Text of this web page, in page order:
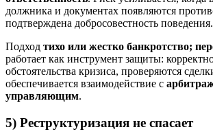
должника и документах появляются
подтверждена добросовестность поведения.
Подход тихо или жестко банкротство;
работает как инструмент защиты:
обстоятельства кризиса, проверяются
обеспечивается взаимодействие с
управляющим.
5) Реструктуризация не спасает